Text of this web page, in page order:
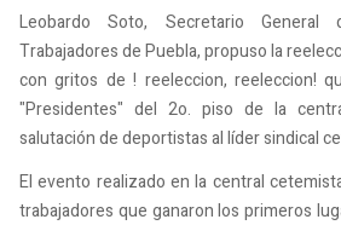
Leobardo Soto, Secretario
Trabajadores de Puebla, propuso la
con gritos de ! reeleccion, reeleccion!
"Presidentes" del 2o. piso de la
salutación de deportistas al líder sindical
El evento realizado en la central
trabajadores que ganaron los primeros